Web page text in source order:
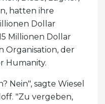
hatten ihre
Dollar
Millionen Dollar
Organisation, der
Humanity.
Nein", sagte Wiesel
"Zu vergeben,